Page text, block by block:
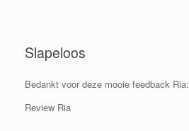
Slapeloos
Bedankt voor deze mooie feedback Ria:
Review Ria